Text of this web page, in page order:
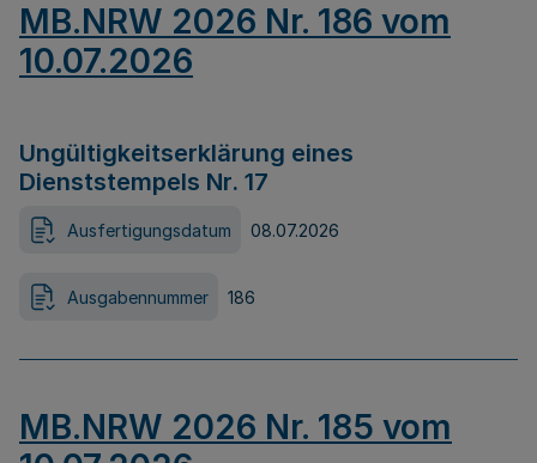
MB.NRW 2026 Nr. 186 vom
10.07.2026
Ungültigkeitserklärung eines
Dienststempels Nr. 17
Ausfertigungsdatum 08.07.2026
Ausgabennummer 186
MB.NRW 2026 Nr. 185 vom